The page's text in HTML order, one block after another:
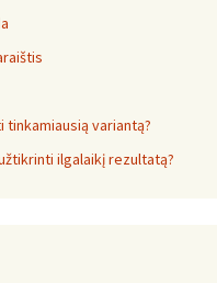
tinkamiausią variantą?
ilgalaikį rezultatą?